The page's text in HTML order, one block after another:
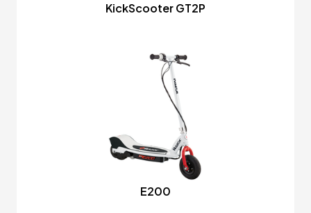
KickScooter GT2P
E200